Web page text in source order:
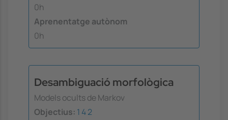
0h
Aprenentatge autònom
0h
Desambiguació morfològica
Models ocults de Markov
Objectius: 1 42